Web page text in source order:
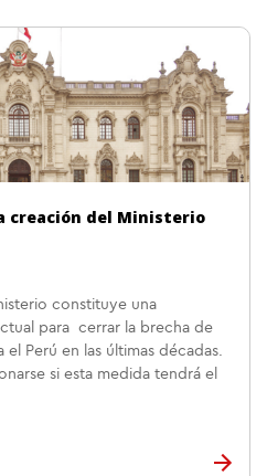
creación del Ministerio
constituye una
para cerrar la brecha de
Perú en las últimas décadas.
si esta medida tendrá el